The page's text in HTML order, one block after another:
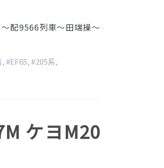
配9566列車〜田端操〜
,#EF65,#205系,
ケヨM20